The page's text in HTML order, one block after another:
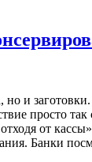
но и
просто
от
Банки